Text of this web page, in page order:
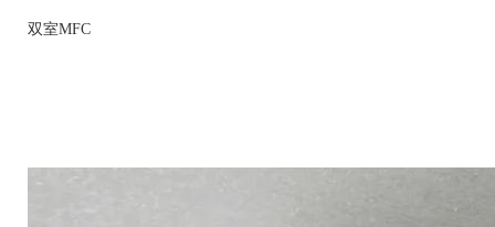
双室MFC